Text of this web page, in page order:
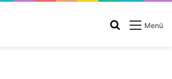
Menü
Arama